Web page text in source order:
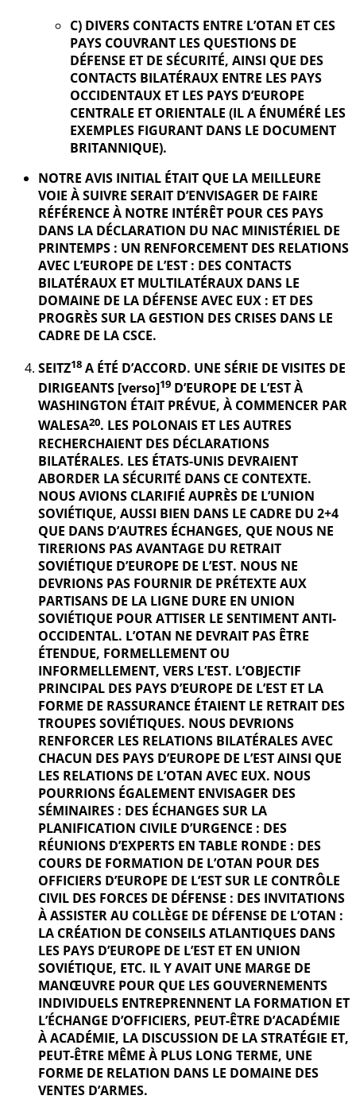
C) DIVERS CONTACTS ENTRE L’OTAN ET CES
PAYS COUVRANT LES QUESTIONS DE
DÉFENSE ET DE SÉCURITÉ, AINSI QUE DES
CONTACTS BILATÉRAUX ENTRE LES PAYS
OCCIDENTAUX ET LES PAYS D’EUROPE
CENTRALE ET ORIENTALE (IL A ÉNUMÉRÉ LES
EXEMPLES FIGURANT DANS LE DOCUMENT
BRITANNIQUE).
NOTRE AVIS INITIAL ÉTAIT QUE LA MEILLEURE
VOIE À SUIVRE SERAIT D’ENVISAGER DE FAIRE
RÉFÉRENCE À NOTRE INTÉRÊT POUR CES PAYS
DANS LA DÉCLARATION DU NAC MINISTÉRIEL DE
PRINTEMPS : UN RENFORCEMENT DES RELATIONS
AVEC L’EUROPE DE L’EST : DES CONTACTS
BILATÉRAUX ET MULTILATÉRAUX DANS LE
DOMAINE DE LA DÉFENSE AVEC EUX : ET DES
PROGRÈS SUR LA GESTION DES CRISES DANS LE
CADRE DE LA CSCE.
SEITZ18 A ÉTÉ D’ACCORD. UNE SÉRIE DE VISITES DE
DIRIGEANTS [verso]19 D’EUROPE DE L’EST À
WASHINGTON ÉTAIT PRÉVUE, À COMMENCER PAR
WALESA20. LES POLONAIS ET LES AUTRES
RECHERCHAIENT DES DÉCLARATIONS
BILATÉRALES. LES ÉTATS-UNIS DEVRAIENT
ABORDER LA SÉCURITÉ DANS CE CONTEXTE.
NOUS AVIONS CLARIFIÉ AUPRÈS DE L’UNION
SOVIÉTIQUE, AUSSI BIEN DANS LE CADRE DU 2+4
QUE DANS D’AUTRES ÉCHANGES, QUE NOUS NE
TIRERIONS PAS AVANTAGE DU RETRAIT
SOVIÉTIQUE D’EUROPE DE L’EST. NOUS NE
DEVRIONS PAS FOURNIR DE PRÉTEXTE AUX
PARTISANS DE LA LIGNE DURE EN UNION
SOVIÉTIQUE POUR ATTISER LE SENTIMENT ANTI-
OCCIDENTAL. L’OTAN NE DEVRAIT PAS ÊTRE
ÉTENDUE, FORMELLEMENT OU
INFORMELLEMENT, VERS L’EST. L’OBJECTIF
PRINCIPAL DES PAYS D’EUROPE DE L’EST ET LA
FORME DE RASSURANCE ÉTAIENT LE RETRAIT DES
TROUPES SOVIÉTIQUES. NOUS DEVRIONS
RENFORCER LES RELATIONS BILATÉRALES AVEC
CHACUN DES PAYS D’EUROPE DE L’EST AINSI QUE
LES RELATIONS DE L’OTAN AVEC EUX. NOUS
POURRIONS ÉGALEMENT ENVISAGER DES
SÉMINAIRES : DES ÉCHANGES SUR LA
PLANIFICATION CIVILE D’URGENCE : DES
RÉUNIONS D’EXPERTS EN TABLE RONDE : DES
COURS DE FORMATION DE L’OTAN POUR DES
OFFICIERS D’EUROPE DE L’EST SUR LE CONTRÔLE
CIVIL DES FORCES DE DÉFENSE : DES INVITATIONS
À ASSISTER AU COLLÈGE DE DÉFENSE DE L’OTAN :
LA CRÉATION DE CONSEILS ATLANTIQUES DANS
LES PAYS D’EUROPE DE L’EST ET EN UNION
SOVIÉTIQUE, ETC. IL Y AVAIT UNE MARGE DE
MANŒUVRE POUR QUE LES GOUVERNEMENTS
INDIVIDUELS ENTREPRENNENT LA FORMATION ET
L’ÉCHANGE D’OFFICIERS, PEUT-ÊTRE D’ACADÉMIE
À ACADÉMIE, LA DISCUSSION DE LA STRATÉGIE ET,
PEUT-ÊTRE MÊME À PLUS LONG TERME, UNE
FORME DE RELATION DANS LE DOMAINE DES
VENTES D’ARMES.